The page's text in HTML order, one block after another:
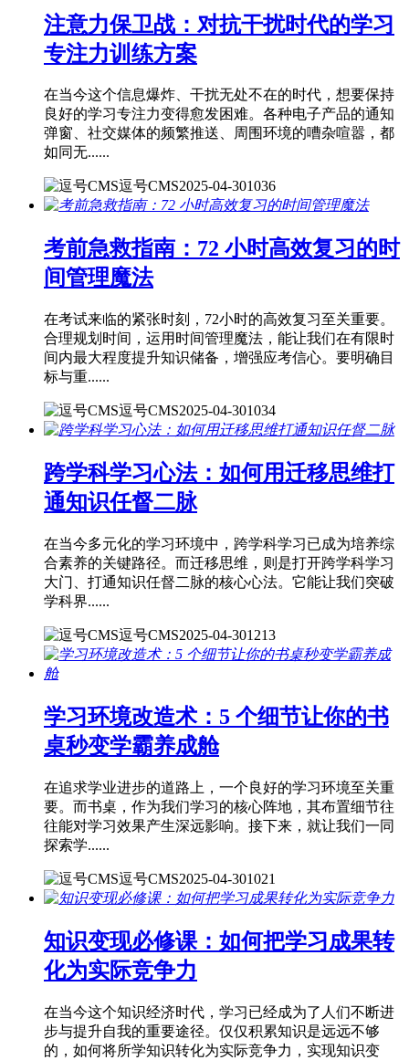
注意力保卫战：对抗干扰时代的学习
专注力训练方案
在当今这个信息爆炸、干扰无处不在的时代，想要保持
良好的学习专注力变得愈发困难。各种电子产品的通知
弹窗、社交媒体的频繁推送、周围环境的嘈杂喧嚣，都
如同无......
逗号CMS2025-04-301036
考前急救指南：72 小时高效复习的时
间管理魔法
在考试来临的紧张时刻，72小时的高效复习至关重要。
合理规划时间，运用时间管理魔法，能让我们在有限时
间内最大程度提升知识储备，增强应考信心。要明确目
标与重......
逗号CMS2025-04-301034
跨学科学习心法：如何用迁移思维打
通知识任督二脉
在当今多元化的学习环境中，跨学科学习已成为培养综
合素养的关键路径。而迁移思维，则是打开跨学科学习
大门、打通知识任督二脉的核心心法。它能让我们突破
学科界......
逗号CMS2025-04-301213
学习环境改造术：5 个细节让你的书
桌秒变学霸养成舱
在追求学业进步的道路上，一个良好的学习环境至关重
要。而书桌，作为我们学习的核心阵地，其布置细节往
往能对学习效果产生深远影响。接下来，就让我们一同
探索学......
逗号CMS2025-04-301021
知识变现必修课：如何把学习成果转
化为实际竞争力
在当今这个知识经济时代，学习已经成为了人们不断进
步与提升自我的重要途径。仅仅积累知识是远远不够
的，如何将所学知识转化为实际竞争力，实现知识变